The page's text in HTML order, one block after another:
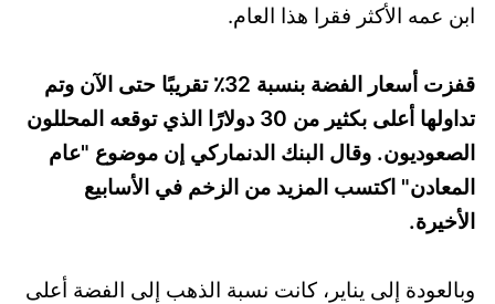
ابن عمه الأكثر فقرا هذا العام.
قفزت أسعار الفضة بنسبة 32٪ تقريبًا حتى الآن وتم
تداولها أعلى بكثير من 30 دولارًا الذي توقعه المحللون
الصعوديون. وقال البنك الدنماركي إن موضوع "عام
المعادن" اكتسب المزيد من الزخم في الأسابيع
الأخيرة.
وبالعودة إلى يناير، كانت نسبة الذهب إلى الفضة أعلى